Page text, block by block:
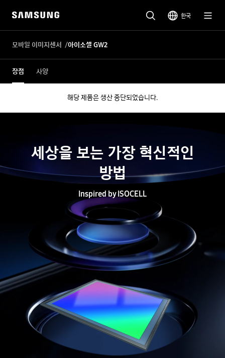
한국
모바일 이미지센서 아이소셀 GW2
장점 사양
해당 제품은 생산 중단되었습니다.
세상을 보는 가장 혁신적인
방법
Inspired by ISOCELL